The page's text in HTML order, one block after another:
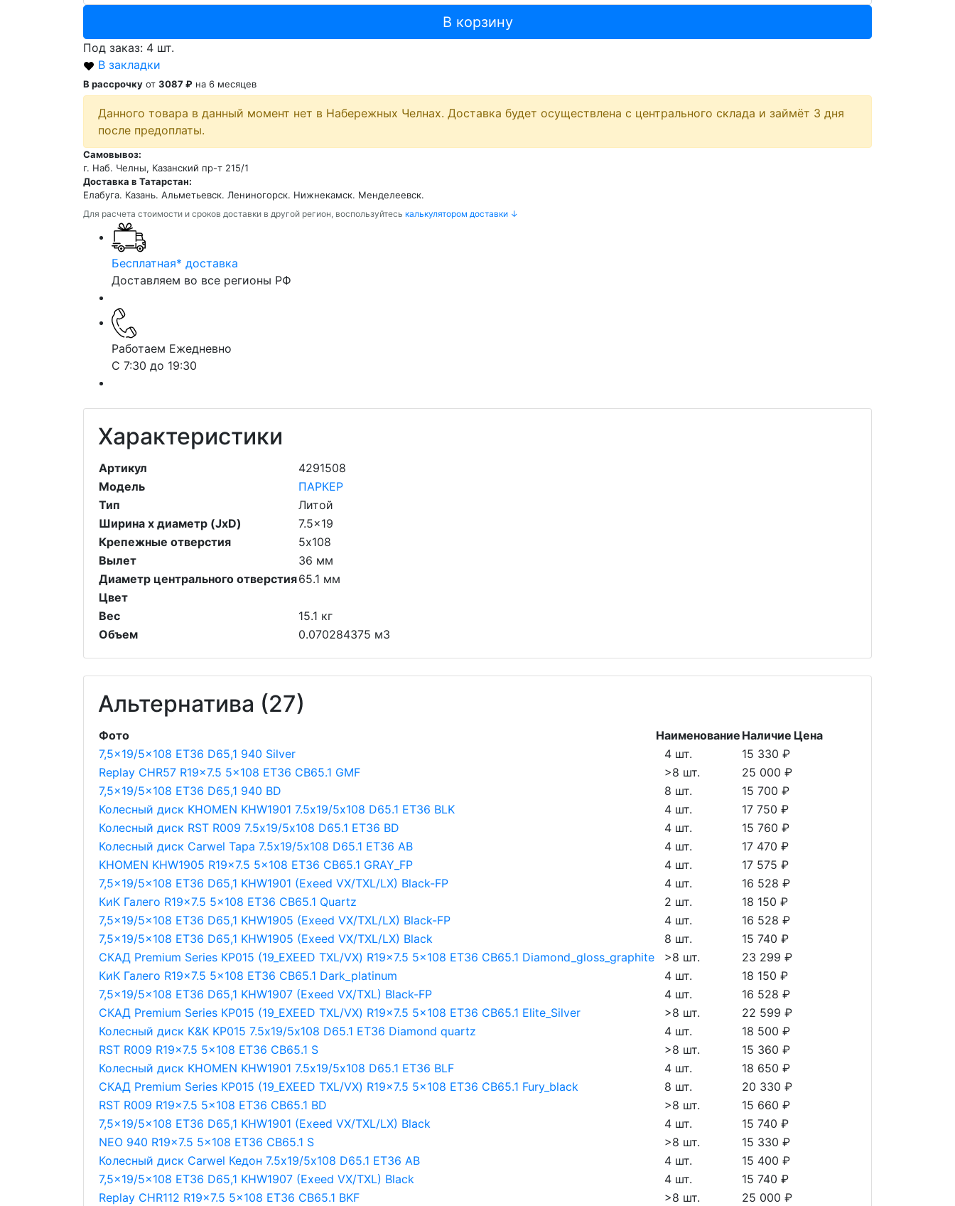
В корзину
Под заказ: 4 шт.
В закладки
В рассрочку от 3087 ₽ на 6 месяцев
Данного товара в данный момент нет в Набережных Челнах. Доставка будет осуществлена с центрального склада и займёт 3 дня
после предоплаты.
Самовывоз:
г. Наб. Челны, Казанский пр-т 215/1
Доставка в Татарстан:
Елабуга. Казань. Альметьевск. Лениногорск. Нижнекамск. Менделеевск.
Для расчета стоимости и сроков доставки в другой регион, воспользуйтесь калькулятором доставки ↓
Бесплатная* доставка
Доставляем во все регионы РФ
Работаем Ежедневно
С 7:30 до 19:30
Характеристики
Артикул
4291508
Модель
ПАРКЕР
Тип
Литой
Ширина х диаметр (JxD)
7.5x19
Крепежные отверстия
5х108
Вылет
36 мм
Диаметр центрального отверстия65.1 мм
Цвет
Вес
15.1 кг
Объем
0.070284375 м3
Альтернатива (27)
Фото Наименование Наличие Цена
7,5x19/5x108 ET36 D65,1 940 Silver
4 шт.
15 330 ₽
Replay CHR57 R19x7.5 5x108 ET36 CB65.1 GMF
>8 шт.
25 000 ₽
7,5x19/5x108 ET36 D65,1 940 BD
8 шт.
15 700 ₽
Колесный диск KHOMEN KHW1901 7.5х19/5х108 D65.1 ET36 BLK
4 шт.
17 750 ₽
Колесный диск RST R009 7.5х19/5х108 D65.1 ET36 BD
4 шт.
15 760 ₽
Колесный диск Carwel Тара 7.5х19/5х108 D65.1 ET36 AB
4 шт.
17 470 ₽
KHOMEN KHW1905 R19x7.5 5x108 ET36 CB65.1 GRAY_FP
4 шт.
17 575 ₽
7,5x19/5x108 ET36 D65,1 KHW1901 (Exeed VX/TXL/LX) Black-FP
4 шт.
16 528 ₽
КиК Галего R19x7.5 5x108 ET36 CB65.1 Quartz
2 шт.
18 150 ₽
7,5x19/5x108 ET36 D65,1 KHW1905 (Exeed VX/TXL/LX) Black-FP
4 шт.
16 528 ₽
7,5x19/5x108 ET36 D65,1 KHW1905 (Exeed VX/TXL/LX) Black
8 шт.
15 740 ₽
СКАД Premium Series КР015 (19_EXEED TXL/VX) R19x7.5 5x108 ET36 CB65.1 Diamond_gloss_graphite
>8 шт.
23 299 ₽
КиК Галего R19x7.5 5x108 ET36 CB65.1 Dark_platinum
4 шт.
18 150 ₽
7,5x19/5x108 ET36 D65,1 KHW1907 (Exeed VX/TXL) Black-FP
4 шт.
16 528 ₽
СКАД Premium Series КР015 (19_EXEED TXL/VX) R19x7.5 5x108 ET36 CB65.1 Elite_Silver
>8 шт.
22 599 ₽
Колесный диск К&К KP015 7.5х19/5х108 D65.1 ET36 Diamond quartz
4 шт.
18 500 ₽
RST R009 R19x7.5 5x108 ET36 CB65.1 S
>8 шт.
15 360 ₽
Колесный диск KHOMEN KHW1901 7.5х19/5х108 D65.1 ET36 BLF
4 шт.
18 650 ₽
СКАД Premium Series КР015 (19_EXEED TXL/VX) R19x7.5 5x108 ET36 CB65.1 Fury_black
8 шт.
20 330 ₽
RST R009 R19x7.5 5x108 ET36 CB65.1 BD
>8 шт.
15 660 ₽
7,5x19/5x108 ET36 D65,1 KHW1901 (Exeed VX/TXL/LX) Black
4 шт.
15 740 ₽
NEO 940 R19x7.5 5x108 ET36 CB65.1 S
>8 шт.
15 330 ₽
Колесный диск Carwel Кедон 7.5х19/5х108 D65.1 ET36 AB
4 шт.
15 400 ₽
7,5x19/5x108 ET36 D65,1 KHW1907 (Exeed VX/TXL) Black
4 шт.
15 740 ₽
Replay CHR112 R19x7.5 5x108 ET36 CB65.1 BKF
>8 шт.
25 000 ₽